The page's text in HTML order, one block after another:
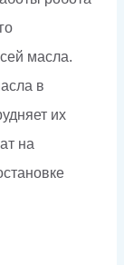
масла.
в
их
на